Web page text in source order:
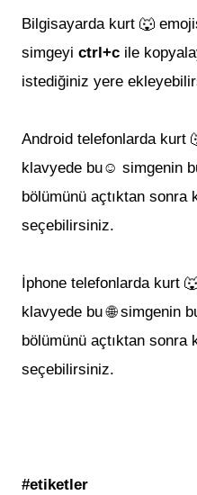
Bilgisayarda kurt 🐺
simgeyi ctrl+c ile
istediğiniz yere
Android telefonlarda kurt
klavyede bu☺ simgenin
bölümünü açtıktan sonra
seçebilirsiniz.
İphone telefonlarda kurt
klavyede bu 🌐 simgenin
bölümünü açtıktan sonra
seçebilirsiniz.
#etiketler